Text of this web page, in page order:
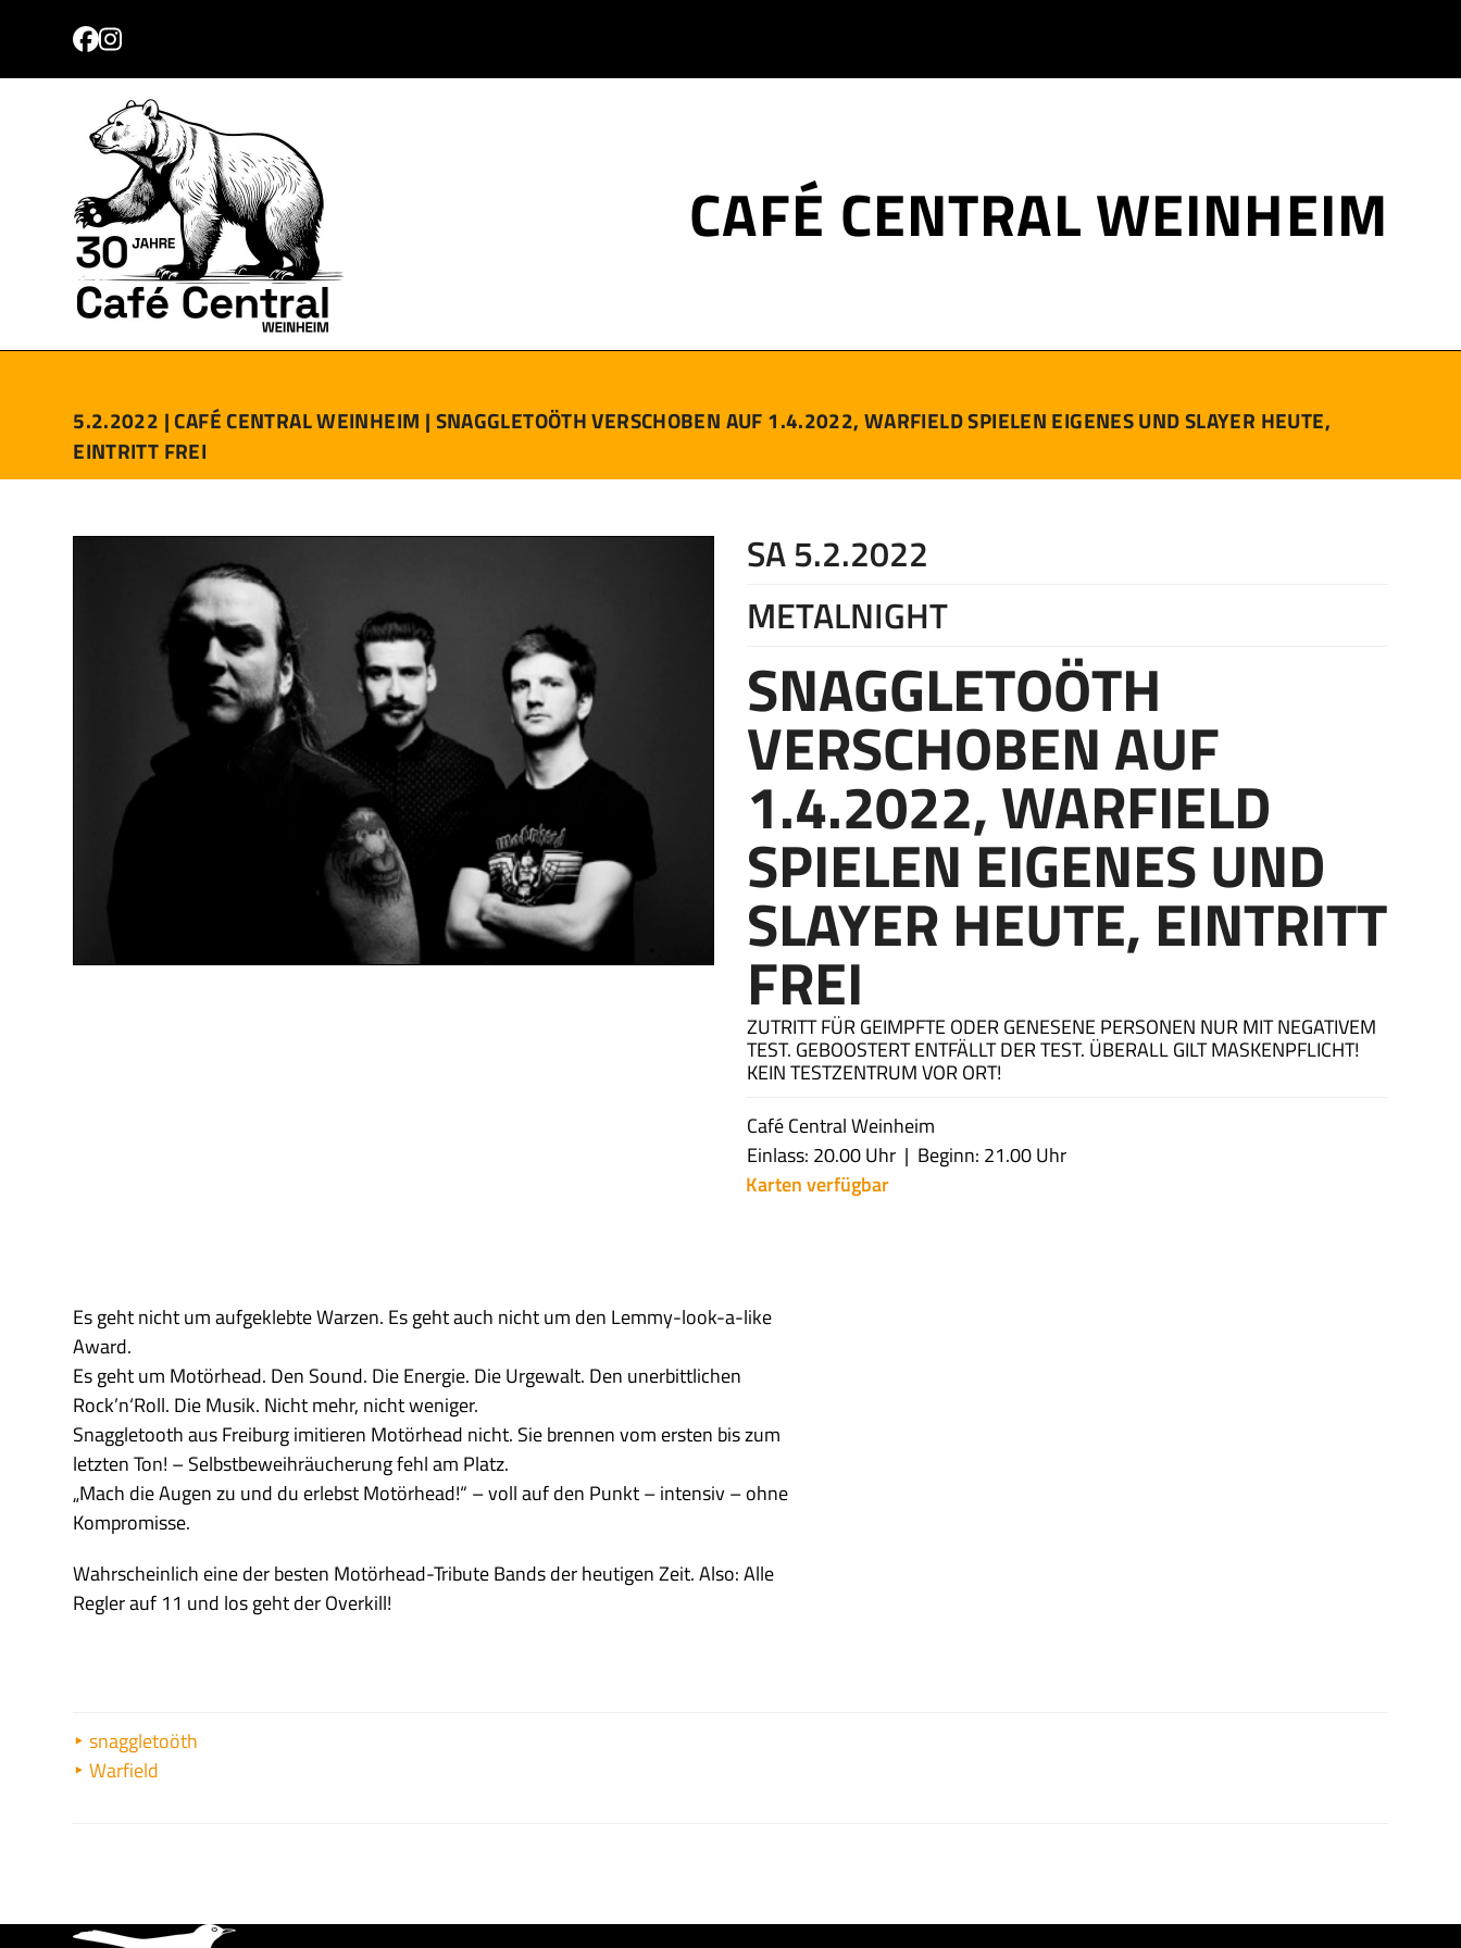
content
Facebook
Instagram
CAFÉ CENTRAL WEINHEIM
5.2.2022 | CAFÉ CENTRAL WEINHEIM | SNAGGLETOÖTH VERSCHOBEN AUF 1.4.2022, WARFIELD SPIELEN EIGENES UND SLAYER HEUTE,
EINTRITT FREI
SA 5.2.2022
METALNIGHT
SNAGGLETOÖTH
VERSCHOBEN AUF
1.4.2022, WARFIELD
SPIELEN EIGENES UND
SLAYER HEUTE, EINTRITT
FREI
ZUTRITT FÜR GEIMPFTE ODER GENESENE PERSONEN NUR MIT NEGATIVEM
TEST. GEBOOSTERT ENTFÄLLT DER TEST. ÜBERALL GILT MASKENPFLICHT!
KEIN TESTZENTRUM VOR ORT!
Café Central Weinheim
Einlass: 20.00 Uhr
Beginn: 21.00 Uhr
Karten verfügbar
Es geht nicht um aufgeklebte Warzen. Es geht auch nicht um den Lemmy-look-a-like
Award.
Es geht um Motörhead. Den Sound. Die Energie. Die Urgewalt. Den unerbittlichen
Rock’n‘Roll. Die Musik. Nicht mehr, nicht weniger.
Snaggletooth aus Freiburg imitieren Motörhead nicht. Sie brennen vom ersten bis zum
letzten Ton! – Selbstbeweihräucherung fehl am Platz.
„Mach die Augen zu und du erlebst Motörhead!“ – voll auf den Punkt – intensiv – ohne
Kompromisse.
Wahrscheinlich eine der besten Motörhead-Tribute Bands der heutigen Zeit. Also: Alle
Regler auf 11 und los geht der Overkill!
snaggletoöth
Warfield